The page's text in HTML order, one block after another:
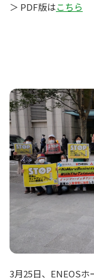
＞ PDF版はこちら
3月25日、ENEOS